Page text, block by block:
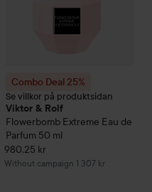
Combo Deal 25%
Se villkor på produktsidan
Viktor & Rolf
Flowerbomb Extreme Eau de
Parfum 50 ml
980,25 kr
Without campaign 1 307 kr